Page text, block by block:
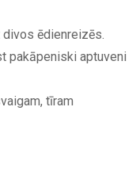
ēdienreizēs.
pakāpeniski aptuveni
tīram